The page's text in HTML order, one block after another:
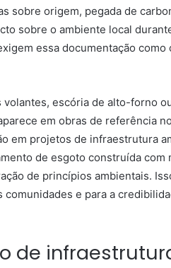
sobre origem, pegada de
sobre o ambiente local
essa documentação como
escória de alto-forno
em obras de referência
em projetos de infraestrutura
de esgoto construída com
de princípios ambientais.
e para a
de